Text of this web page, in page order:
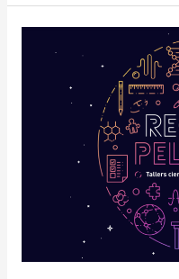
Complementario
Biotecnología